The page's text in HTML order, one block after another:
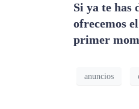
Si ya te
ofrecemos
primer
anuncios